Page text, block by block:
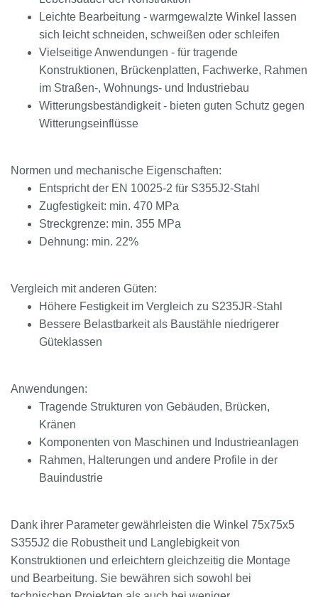
Leichte Bearbeitung - warmgewalzte Winkel lassen
sich leicht schneiden, schweißen oder schleifen
Vielseitige Anwendungen - für tragende
Konstruktionen, Brückenplatten, Fachwerke, Rahmen
im Straßen-, Wohnungs- und Industriebau
Witterungsbeständigkeit - bieten guten Schutz gegen
Witterungseinflüsse
Normen und mechanische Eigenschaften:
Entspricht der EN 10025-2 für S355J2-Stahl
Zugfestigkeit: min. 470 MPa
Streckgrenze: min. 355 MPa
Dehnung: min. 22%
Vergleich mit anderen Güten:
Höhere Festigkeit im Vergleich zu S235JR-Stahl
Bessere Belastbarkeit als Baustähle niedrigerer
Güteklassen
Anwendungen:
Tragende Strukturen von Gebäuden, Brücken,
Kränen
Komponenten von Maschinen und Industrieanlagen
Rahmen, Halterungen und andere Profile in der
Bauindustrie
Dank ihrer Parameter gewährleisten die Winkel 75x75x5
S355J2 die Robustheit und Langlebigkeit von
Konstruktionen und erleichtern gleichzeitig die Montage
und Bearbeitung. Sie bewähren sich sowohl bei